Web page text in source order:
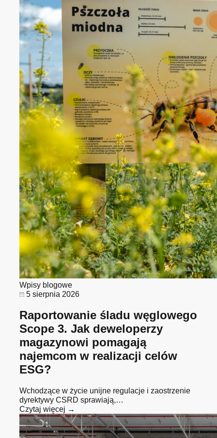
Wpisy blogowe
5 sierpnia 2026
Raportowanie śladu węglowego
Scope 3. Jak deweloperzy
magazynowi pomagają
najemcom w realizacji celów
ESG?
Wchodzące w życie unijne regulacje i zaostrzenie
dyrektywy CSRD sprawiają,…
Czytaj więcej →